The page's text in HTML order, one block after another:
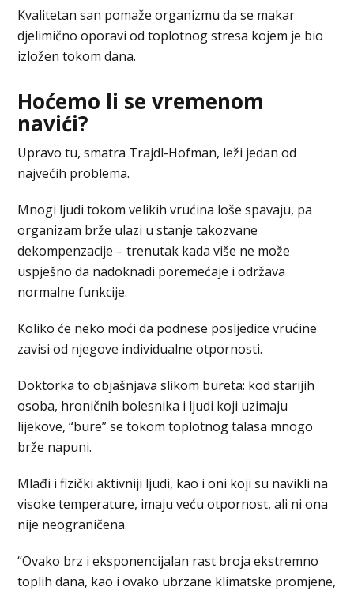
Kvalitetan san pomaže organizmu da se makar
djelimično oporavi od toplotnog stresa kojem je bio
izložen tokom dana.
Hoćemo li se vremenom
navići?
Upravo tu, smatra Trajdl-Hofman, leži jedan od
najvećih problema.
Mnogi ljudi tokom velikih vrućina loše spavaju, pa
organizam brže ulazi u stanje takozvane
dekompenzacije – trenutak kada više ne može
uspješno da nadoknadi poremećaje i održava
normalne funkcije.
Koliko će neko moći da podnese posljedice vrućine
zavisi od njegove individualne otpornosti.
Doktorka to objašnjava slikom bureta: kod starijih
osoba, hroničnih bolesnika i ljudi koji uzimaju
lijekove, “bure” se tokom toplotnog talasa mnogo
brže napuni.
Mlađi i fizički aktivniji ljudi, kao i oni koji su navikli na
visoke temperature, imaju veću otpornost, ali ni ona
nije neograničena.
“Ovako brz i eksponencijalan rast broja ekstremno
toplih dana, kao i ovako ubrzane klimatske promjene,